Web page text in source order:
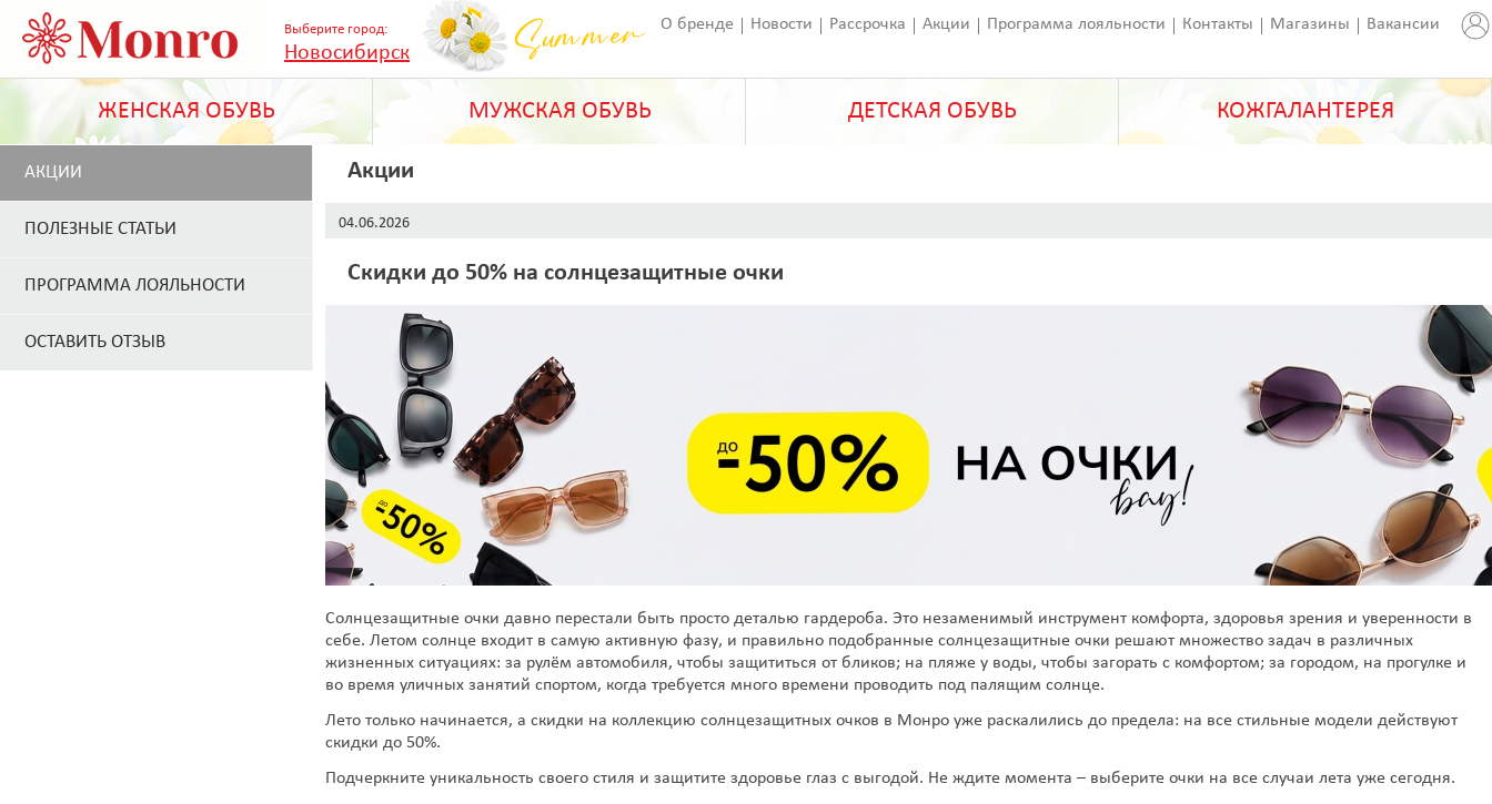
Выберите город:
Новосибирск
О бренде Новости Рассрочка Акции Программа лояльности Контакты Магазины Вакансии
ЖЕНСКАЯ ОБУВЬ МУЖСКАЯ ОБУВЬ ДЕТСКАЯ ОБУВЬ КОЖГАЛАНТЕРЕЯ
АКЦИИ
ПОЛЕЗНЫЕ СТАТЬИ
ПРОГРАММА ЛОЯЛЬНОСТИ
ОСТАВИТЬ ОТЗЫВ
Акции
04.06.2026
Скидки до 50% на солнцезащитные очки
Солнцезащитные очки давно перестали быть просто деталью гардероба. Это незаменимый инструмент комфорта, здоровья зрения и уверенности в
себе. Летом солнце входит в самую активную фазу, и правильно подобранные солнцезащитные очки решают множество задач в различных
жизненных ситуациях: за рулём автомобиля, чтобы защититься от бликов; на пляже у воды, чтобы загорать с комфортом; за городом, на прогулке и
во время уличных занятий спортом, когда требуется много времени проводить под палящим солнце.
Лето только начинается, а скидки на коллекцию солнцезащитных очков в Монро уже раскалились до предела: на все стильные модели действуют
скидки до 50%.
Подчеркните уникальность своего стиля и защитите здоровье глаз с выгодой. Не ждите момента – выберите очки на все случаи лета уже сегодня.